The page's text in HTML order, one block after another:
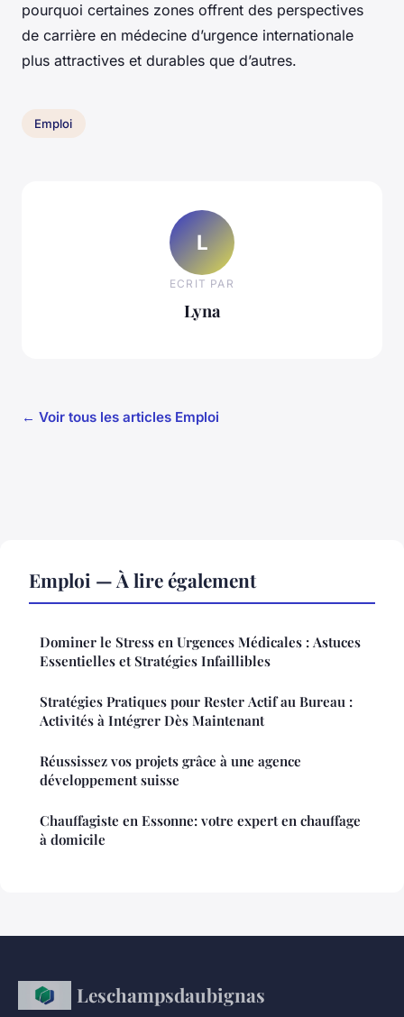
pourquoi certaines zones offrent des perspectives
de carrière en médecine d’urgence internationale
plus attractives et durables que d’autres.
Emploi
L
ECRIT PAR
Lyna
← Voir tous les articles Emploi
Emploi — À lire également
Dominer le Stress en Urgences Médicales : Astuces
Essentielles et Stratégies Infaillibles
Stratégies Pratiques pour Rester Actif au Bureau :
Activités à Intégrer Dès Maintenant
Réussissez vos projets grâce à une agence
développement suisse
Chauffagiste en Essonne: votre expert en chauffage
à domicile
Leschampsdaubignas